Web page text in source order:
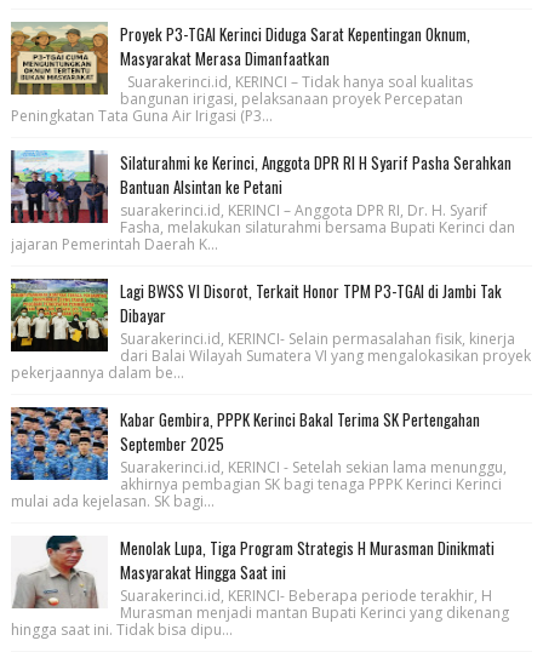
Proyek P3-TGAI Kerinci Diduga Sarat Kepentingan Oknum,
Masyarakat Merasa Dimanfaatkan
Suarakerinci.id, KERINCI – Tidak hanya soal kualitas
bangunan irigasi, pelaksanaan proyek Percepatan
Peningkatan Tata Guna Air Irigasi (P3...
Silaturahmi ke Kerinci, Anggota DPR RI H Syarif Pasha Serahkan
Bantuan Alsintan ke Petani
suarakerinci.id, KERINCI – Anggota DPR RI, Dr. H. Syarif
Fasha, melakukan silaturahmi bersama Bupati Kerinci dan
jajaran Pemerintah Daerah K...
Lagi BWSS VI Disorot, Terkait Honor TPM P3-TGAI di Jambi Tak
Dibayar
Suarakerinci.id, KERINCI- Selain permasalahan fisik, kinerja
dari Balai Wilayah Sumatera VI yang mengalokasikan proyek
pekerjaannya dalam be...
Kabar Gembira, PPPK Kerinci Bakal Terima SK Pertengahan
September 2025
Suarakerinci.id, KERINCI - Setelah sekian lama menunggu,
akhirnya pembagian SK bagi tenaga PPPK Kerinci Kerinci
mulai ada kejelasan. SK bagi...
Menolak Lupa, Tiga Program Strategis H Murasman Dinikmati
Masyarakat Hingga Saat ini
Suarakerinci.id, KERINCI- Beberapa periode terakhir, H
Murasman menjadi mantan Bupati Kerinci yang dikenang
hingga saat ini. Tidak bisa dipu...